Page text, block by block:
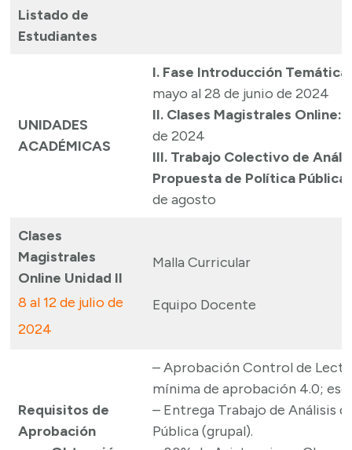
Listado de
Estudiantes
UNIDADES
ACADÉMICAS
I. Fase Introducción Temática
mayo al 28 de junio de 2024
II. Clases Magistrales Online:
de 2024
III. Trabajo Colectivo de
Propuesta de Política Pública
de agosto
Clases
Magistrales
Online Unidad II
8 al 12 de julio de
2024
Malla Curricular
Equipo Docente
Requisitos de
Aprobación
– Aprobación Control de
mínima de aprobación 4.0;
– Entrega Trabajo de Análisis
Pública (grupal).